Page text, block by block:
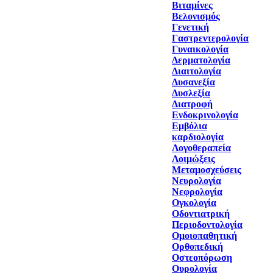
Βιταμίνες
Βελονισμός
Γενετική
Γαστρεντερολογία
Γυναικολογία
Δερματολογία
Διαιτολογία
Δυσανεξία
Δυσλεξία
Διατροφή
Ενδοκρινολογία
Εμβόλια
καρδιολογία
Λογοθεραπεία
Λοιμώξεις
Μεταμοσχεύσεις
Νευρολογία
Νεφρολογία
Ογκολογία
Οδοντιατρική
Περιοδοντολογία
Ομοιοπαθητική
Ορθοπεδική
Οστεοπόρωση
Ουρολογία